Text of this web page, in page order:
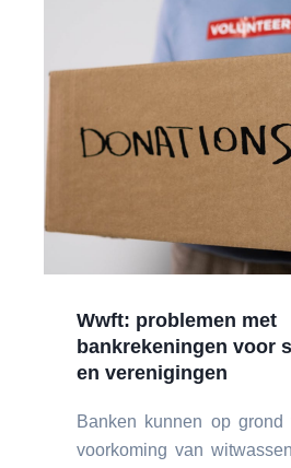
Wwft: problemen met
bankrekeningen voor
en verenigingen
Banken kunnen op
voorkoming van